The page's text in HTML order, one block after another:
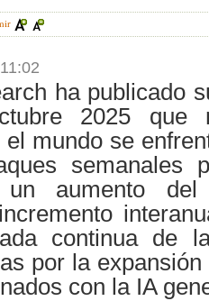
ha publicado
2025 que
mundo se
semanales
un aumento
continua de
por la
con la IA